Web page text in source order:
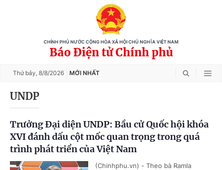
CHÍNH PHỦ NƯỚC CỘNG HÒA XÃ HỘI CHỦ NGHĨA VIỆT NAM
Báo Điện tử Chính phủ
Thứ bảy, 8/8/2026 MỚI NHẤT
UNDP
Trưởng Đại diện UNDP: Bầu cử Quốc hội khóa
XVI đánh dấu cột mốc quan trọng trong quá
trình phát triển của Việt Nam
(Chinhphu.vn) - Theo bà Ramla